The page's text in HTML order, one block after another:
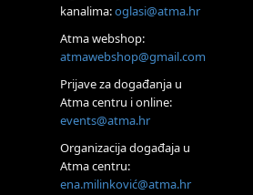
Online
Visoko
Alemka Dauskardt – Jednodnevna
konstelacija
HOD PO ŽERAVICI – Seminar koji
SoulFest – Festival glazbe, mudrosti i
kanalima:oglasi@atma.hr
Atma webshop:
atmawebshop@gmail.com
Prijave za događanja u
Atma centru i online:
events@atma.hr
Organizacija događaja u
Atma centru:
ena.milinković@atma.hr